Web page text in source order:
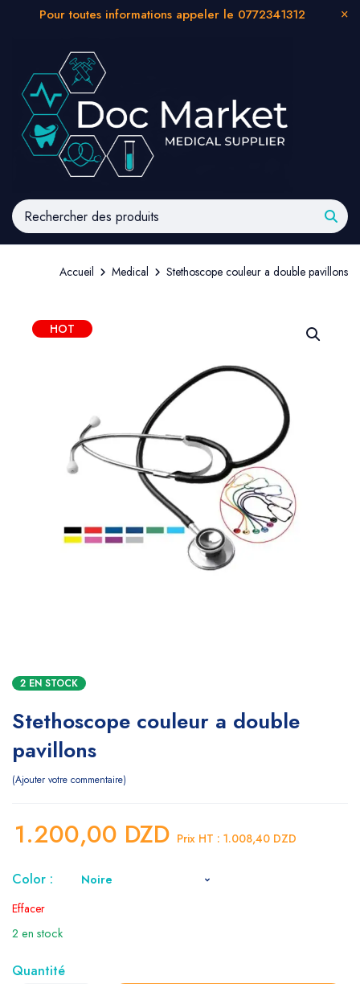
Pour toutes informations appeler le 0772341312
Accueil Medical Stethoscope couleur a double pavillons
HOT
2 EN STOCK
Stethoscope couleur a double
pavillons
Ajouter votre commentaire
1.200,00 DZD Prix HT : 1.008,40 DZD
Color :
Effacer
2 en stock
Quantité